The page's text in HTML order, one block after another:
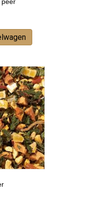
3,00
4,50
has
variants.
The
options
may
be
chosen
on
the
product
page